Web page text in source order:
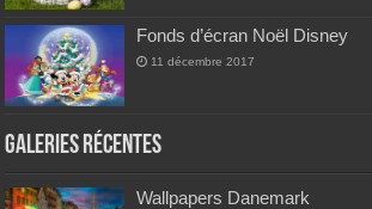
Fonds d’écran Noël Disney
11 décembre 2017
Galeries Récentes
Wallpapers Danemark